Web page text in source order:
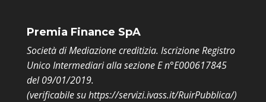
Premia Finance SpA
Società di Mediazione creditizia. Iscrizione Registro
Unico Intermediari alla sezione E n°E000617845
del 09/01/2019.
(verificabile suhttps://servizi.ivass.it/RuirPubblica/)